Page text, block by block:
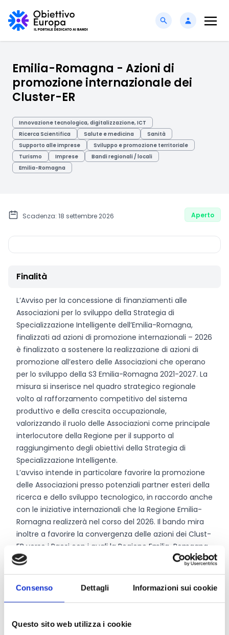
Consenso Dettagli Informazioni sui cookie
Questo sito web utilizza i cookie
Emilia-Romagna - Azioni di
promozione internazionale dei
Cluster-ER
Innovazione tecnologica, digitalizzazione, ICT
Ricerca Scientifica
Salute e medicina
Sanità
Supporto alle imprese
Sviluppo e promozione territoriale
Turismo
Imprese
Bandi regionali / locali
Emilia-Romagna
Scadenza: 18 settembre 2026 Aperto
Finalità
L’Avviso per la concessione di finanziamenti alle
Associazioni per lo sviluppo della Strategia di
Specializzazione Intelligente dell’Emilia-Romagna,
finalizzati ad azioni di promozione internazionali – 2026
è finalizzato a sostenere la realizzazione di azioni di
promozione all’estero delle Associazioni che operano
per lo sviluppo della S3 Emilia-Romagna 2021-2027. La
misura si inserisce nel quadro strategico regionale
volto al rafforzamento competitivo del sistema
produttivo e della crescita occupazionale,
valorizzando il ruolo delle Associazioni come principale
interlocutore della Regione per il supporto al
raggiungimento degli obiettivi della Strategia di
Specializzazione Intelligente.
L’avviso intende in particolare favorire la promozione
delle Associazioni presso potenziali partner esteri della
ricerca e dello sviluppo tecnologico, in raccordo anche
con le iniziative internazionali che la Regione Emilia-
Romagna realizzerà nel corso del 2026. Il bando mira
inoltre a favorire la convergenza delle azioni dei Clust-
ER verso i Paesi con i quali la Regione Emilia-Romagna
intende rafforzare le proprie relazioni istituzionali e
prioritari:
USA, in particolare California e Pennsylvania;
Giappone e Corea del Sud;